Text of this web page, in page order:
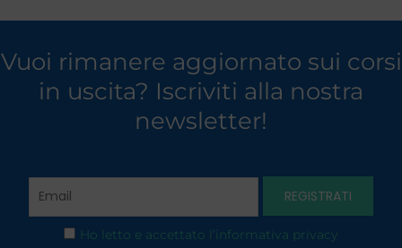
Vuoi rimanere aggiornato sui corsi
in uscita? Iscriviti alla nostra
newsletter!
Ho letto e accettato l’informativa privacy